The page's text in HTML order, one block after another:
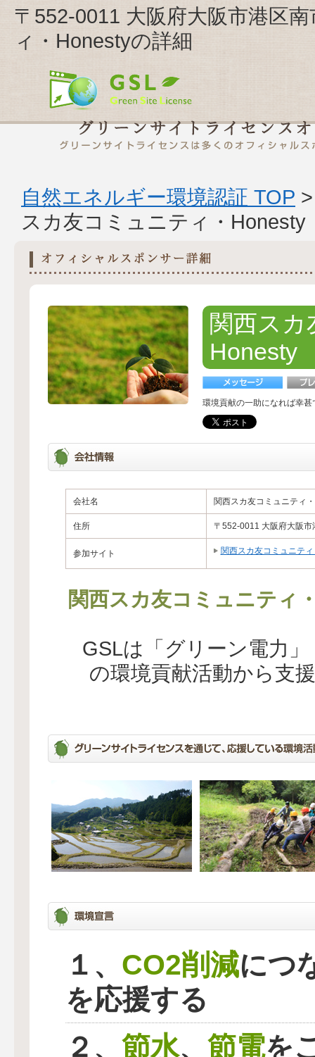
〒552-0011 大阪府大阪市港区
ィ・Honestyの詳細
自然エネルギー環境認証 TOP
スカ友コミュニティ・
関西ス
Honesty
環境貢献の一助になれば幸甚
会社名 関西スカ友コミュニティ
住所 〒552-0011 大阪府大阪
参加サイト 関西スカ友コミュニテ
関西スカ友コミュニティ
GSLは「グリーン電力
の環境貢献活動から支
１、 CO2削減につ
を応援する
２、 節水、 節電を